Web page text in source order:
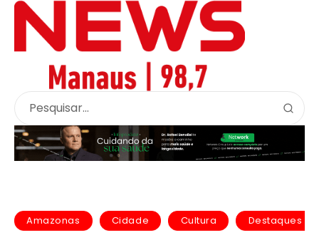
Amazonas Cidade Cultura Destaques